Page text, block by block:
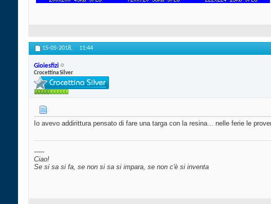
15-05-2018, 11:44
Gioiesfizi
Crocettina Silver
Io avevo addirittura pensato di fare una targa con la resina... nelle ferie le
-----
Ciao!
Se si sa si fa, se non si sa si impara, se non c'è si inventa